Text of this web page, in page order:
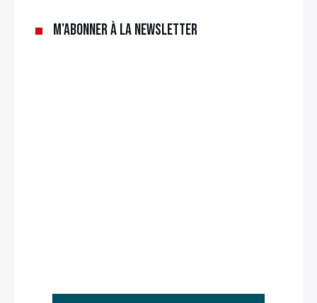
M’abonner à la newsletter